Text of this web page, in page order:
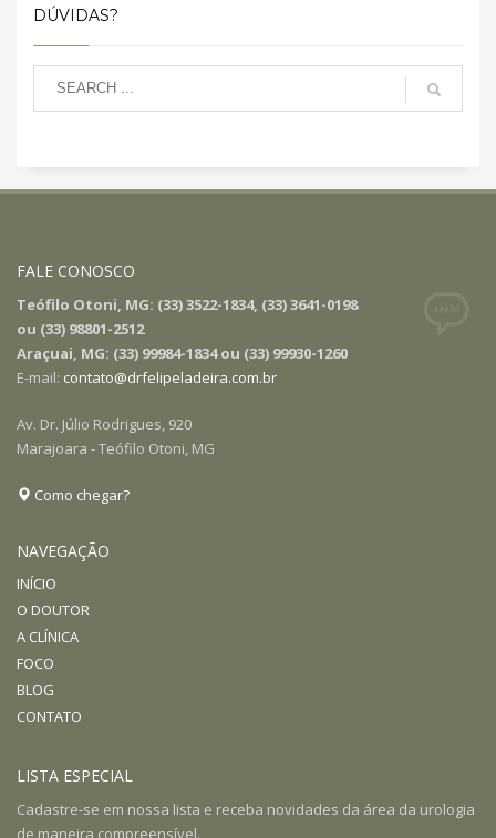
DÚVIDAS?
FALE CONOSCO
Teófilo Otoni, MG: (33) 3522-1834, (33) 3641-0198
ou (33) 98801-2512
Araçuai, MG: (33) 99984-1834 ou (33) 99930-1260
E-mail: contato@drfelipeladeira.com.br
Av. Dr. Júlio Rodrigues, 920
Marajoara - Teófilo Otoni, MG
Como chegar?
NAVEGAÇÃO
INÍCIO
O DOUTOR
A CLÍNICA
FOCO
BLOG
CONTATO
LISTA ESPECIAL
Cadastre-se em nossa lista e receba novidades da área da urologia
de maneira compreensível.